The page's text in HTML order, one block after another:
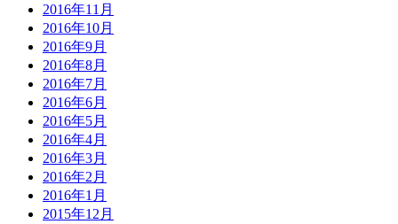
2016年11月
2016年10月
2016年9月
2016年8月
2016年7月
2016年6月
2016年5月
2016年4月
2016年3月
2016年2月
2016年1月
2015年12月